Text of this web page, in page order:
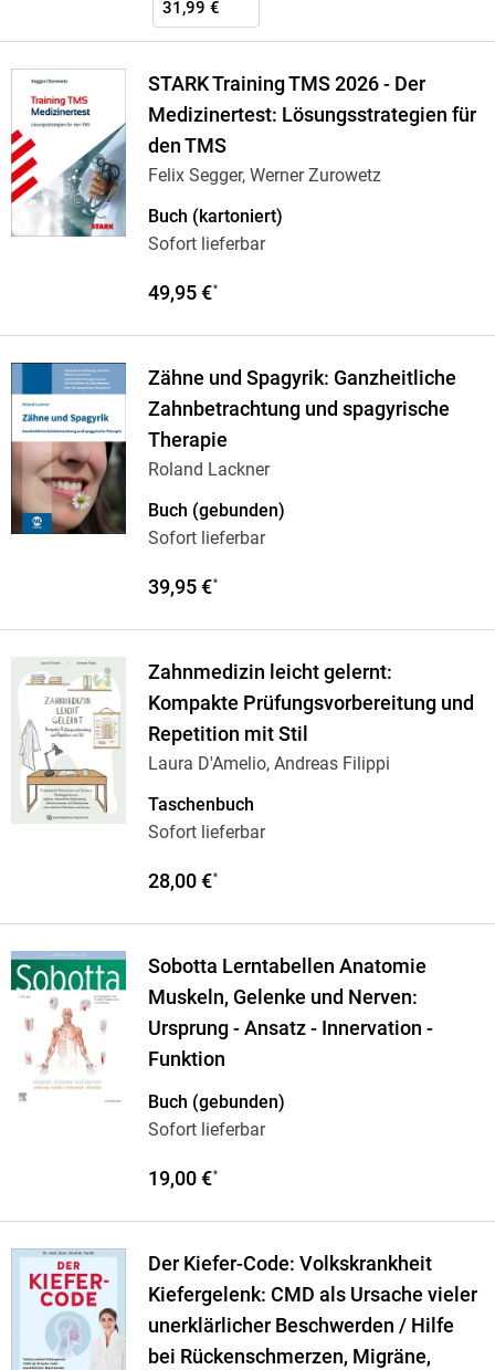
31,99 €
STARK Training TMS 2026 - Der
Medizinertest: Lösungsstrategien für
den TMS
Felix Segger, Werner Zurowetz
Buch (kartoniert)
Sofort lieferbar
49,95 €*
Zähne und Spagyrik: Ganzheitliche
Zahnbetrachtung und spagyrische
Therapie
Roland Lackner
Buch (gebunden)
Sofort lieferbar
39,95 €*
Zahnmedizin leicht gelernt:
Kompakte Prüfungsvorbereitung und
Repetition mit Stil
Laura D'Amelio, Andreas Filippi
Taschenbuch
Sofort lieferbar
28,00 €*
Sobotta Lerntabellen Anatomie
Muskeln, Gelenke und Nerven:
Ursprung - Ansatz - Innervation -
Funktion
Buch (gebunden)
Sofort lieferbar
19,00 €*
Der Kiefer-Code: Volkskrankheit
Kiefergelenk: CMD als Ursache vieler
unerklärlicher Beschwerden / Hilfe
bei Rückenschmerzen, Migräne,